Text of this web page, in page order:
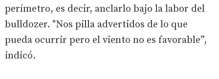
perímetro, es decir, anclarlo bajo la labor del
bulldozer. "Nos pilla advertidos de lo que
pueda ocurrir pero el viento no es favorable”,
indicó.